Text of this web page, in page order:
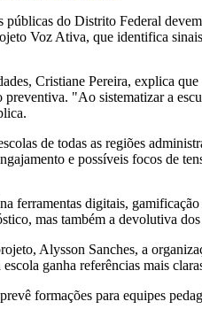
do Distrito Federal
Voz Ativa, que identifica
Cristiane Pereira, explica
"Ao sistematizar a
de todas as regiões
e possíveis focos de
ferramentas digitais,
mas também a devolutiva
Alysson Sanches, a
ganha referências mais
formações para equipes